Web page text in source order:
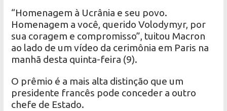
“Homenagem à Ucrânia e seu povo.
Homenagem a você, querido Volodymyr, por
sua coragem e compromisso”, tuitou Macron
ao lado de um vídeo da cerimônia em Paris na
manhã desta quinta-feira (9).
O prêmio é a mais alta distinção que um
presidente francês pode conceder a outro
chefe de Estado.